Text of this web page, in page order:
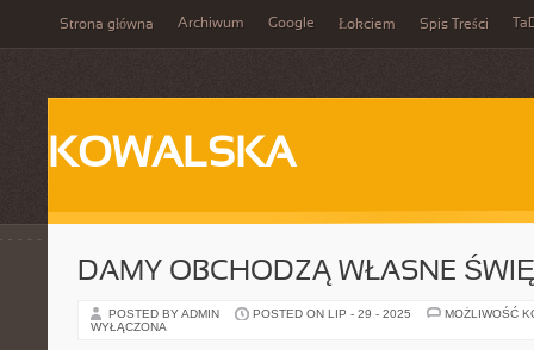
Strona główna Archiwum Google Łokciem Spis Treści
KOWALSKA
DAMY OBCHODZĄ WŁASNE
POSTED BY ADMIN POSTED ON LIP - 29 - 2025
MOŻLIWOŚĆ
WYŁĄCZONA